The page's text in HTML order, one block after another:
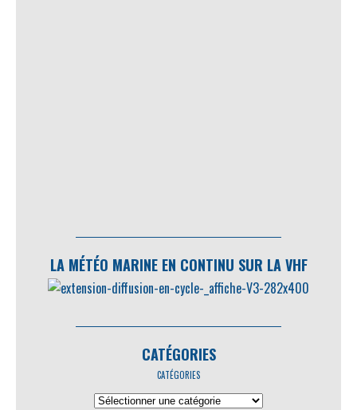
LA MÉTÉO MARINE EN CONTINU SUR LA VHF
CATÉGORIES
CATÉGORIES